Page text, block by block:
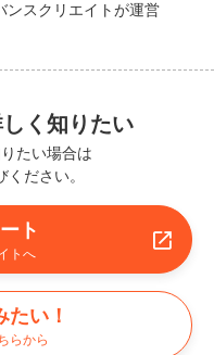
ンスクリエイトが運営
く知りたい
たい場合は
ください。
ト
トへ
い！
らから